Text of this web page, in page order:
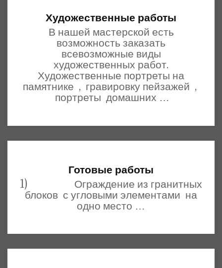
Художественные работы
В нашей мастерской есть
возможность заказать
всевозможные виды
художественных работ.
Художественные портреты на
памятнике , гравировку пейзажей ,
портреты домашних …
Готовые работы
1) Ограждение из гранитных
блоков с угловыми элементами на
одно место …